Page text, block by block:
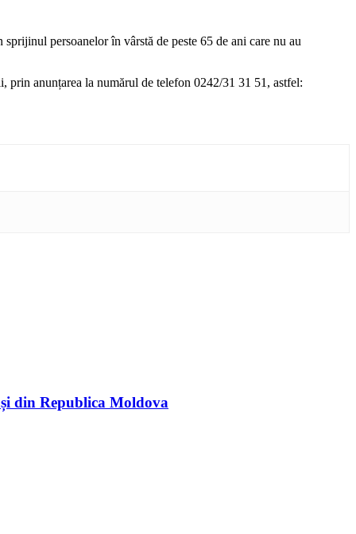
persoanelor în vârstă de peste 65 de ani care nu au
prin anunțarea la numărul de telefon 0242/31 31 51, astfel:
din Republica Moldova